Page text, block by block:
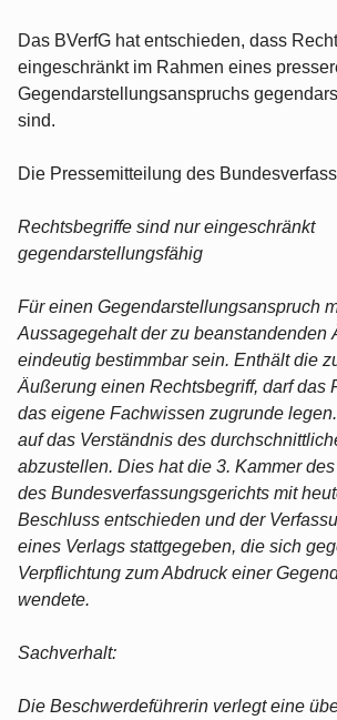
Das BVerfG hat entschieden, dass
eingeschränkt im Rahmen eines
Gegendarstellungsanspruchs
sind.
Die Pressemitteilung des
Rechtsbegriffe sind nur eingeschränkt
gegendarstellungsfähig
Für einen Gegendarstellungsanspruch
Aussagegehalt der zu beanstandenden
eindeutig bestimmbar sein. Enthält die
Äußerung einen Rechtsbegriff, darf das
das eigene Fachwissen zugrunde
auf das Verständnis des
abzustellen. Dies hat die 3. Kammer
des Bundesverfassungsgerichts mit
Beschluss entschieden und der
eines Verlags stattgegeben, die sich
Verpflichtung zum Abdruck einer
wendete.
Sachverhalt:
Die Beschwerdeführerin verlegt eine